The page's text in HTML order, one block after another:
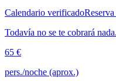
Calendario verificado
Todavía no se te cobrará nada.
65 €
pers./noche (aprox.)